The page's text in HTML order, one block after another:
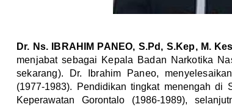
Dr. Ns. IBRAHIM PANEO, S.Pd, S.Kep, M.
menjabat sebagai Kepala Badan Narkotika
sekarang). Dr. Ibrahim Paneo,
(1977-1983). Pendidikan tingkat menengah di
Keperawatan Gorontalo (1986-1989),